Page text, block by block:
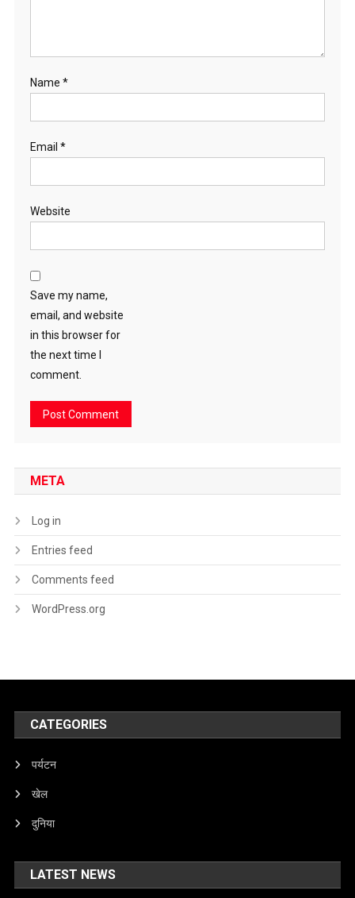
Name *
Email *
Website
Save my name,
email, and website
in this browser for
the next time I
comment.
META
Log in
Entries feed
Comments feed
WordPress.org
CATEGORIES
पर्यटन
खेल
दुनिया
LATEST NEWS